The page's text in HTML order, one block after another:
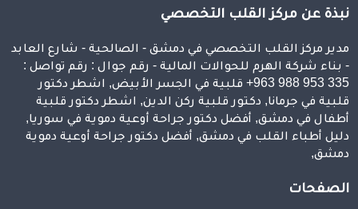
نبذة عن مركز القلب التخصصي
مدير مركز القلب التخصصي في دمشق - الصالحية - شارع العابد
- بناء شركة الهرم للحوالات المالية - رقم جوال : رقم تواصل :
⁦+963 988 953 335⁩ قلبية في الجسر الأبيض, اشطر دكتور
قلبية في جرمانا, دكتور قلبية ركن الدين, اشطر دكتور قلبية
أطفال في دمشق, أفضل دكتور جراحة أوعية دموية في سوريا,
دليل أطباء القلب في دمشق, أفضل دكتور جراحة أوعية دموية
دمشق,
الصفحات